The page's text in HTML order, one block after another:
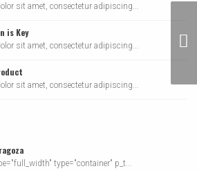
sit amet, consectetur adipiscing...
is Key
sit amet, consectetur adipiscing...
sit amet, consectetur adipiscing...
type="container" p_t...